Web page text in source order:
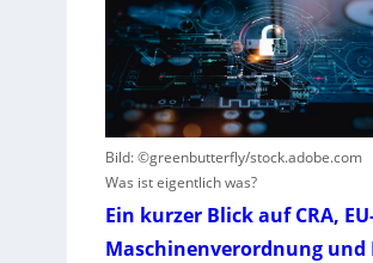
n
s
V
i
s
i
e
r
n
e
e
r
e
n
t
s
t
e
h
t
s
c
h
e
G
e
l
Bild: ©greenbutterfly/stock.adobe.com
Was ist eigentlich was?
Ein kurzer Blick auf CRA,
Maschinenverordnung und